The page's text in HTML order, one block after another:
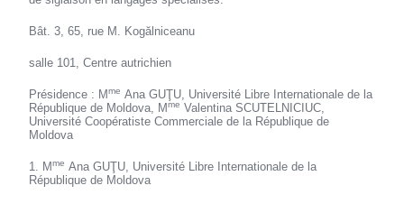
Bât. 3, 65, rue M. Kogălniceanu
salle 101, Centre autrichien
Présidence : Mme Ana GUŢU, Université Libre Internationale de la
République de Moldova, Mme Valentina SCUTELNICIUC,
Université Coopératiste Commerciale de la République de
Moldova
1. Mme Ana GUŢU, Université Libre Internationale de la
République de Moldova